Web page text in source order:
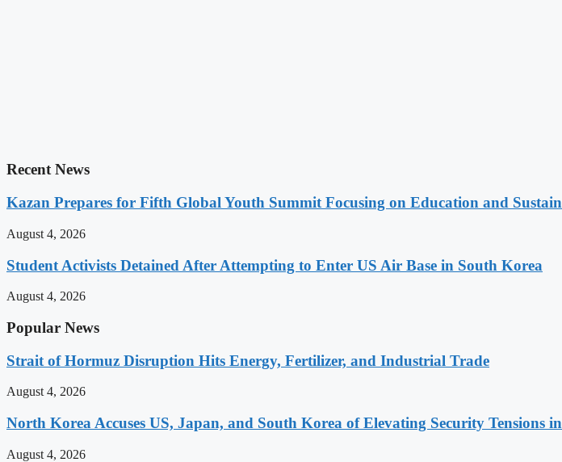
Recent News
Kazan Prepares for Fifth Global Youth Summit Focusing on Education and
August 4, 2026
Student Activists Detained After Attempting to Enter US Air Base in South Korea
August 4, 2026
Popular News
Strait of Hormuz Disruption Hits Energy, Fertilizer, and Industrial Trade
August 4, 2026
North Korea Accuses US, Japan, and South Korea of Elevating Security Tensions
August 4, 2026